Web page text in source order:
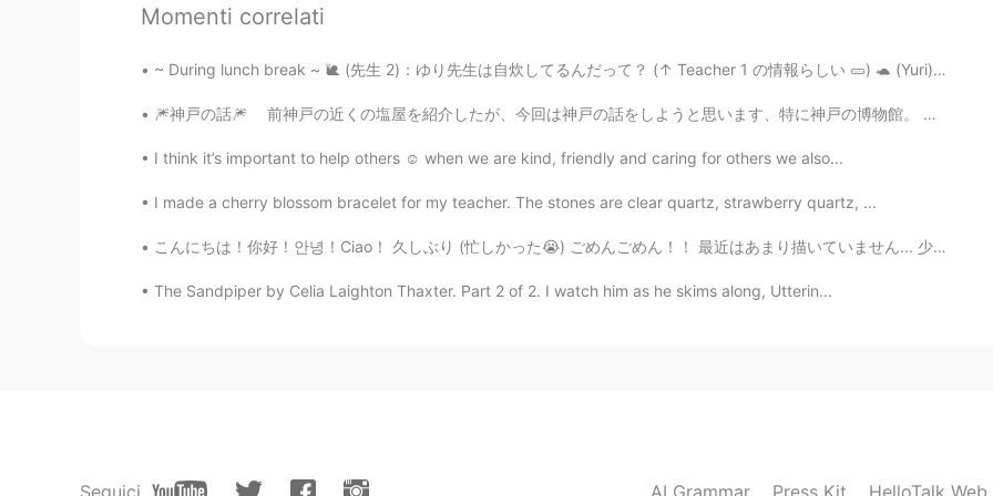
Commenti
Noba 2021.07.06 16:31
@Jenny それなーーー
JP KR
平日はどこも空いててお得感あるよね〜💕
Momenti correlati
~ During lunch break ~ 🐌 (先生 2)：ゆり先生は自炊してるんだって？ (↑ Teacher 1 の情報らしい 🥒) 🐢 (Yuri)：そうなんです。一人暮らしなので...
🎆神戸の話🎆 前神戸の近くの塩屋を紹介したが、今回は神戸の話をしようと思います、特に神戸の博物館。 皆さん、どんな博物館が好きですか？美術か、歴史か、恐竜ですか？ 去年、神戸...
I think it’s important to help others ☺️ when we are kind, friendly and caring for others we also...
I made a cherry blossom bracelet for my teacher. The stones are clear quartz, strawberry quartz, ...
こんにちは！你好！안녕！Ciao！ 久しぶり (忙しかった😭) ごめんごめん！！ 最近はあまり描いていません... 少し前に描くのに必死だったので描いたw 「ジョニィジョースター 」を描いた💖...
The Sandpiper by Celia Laighton Thaxter. Part 2 of 2. I watch him as he skims along, Utterin...
Seguici AI Grammar Press Kit HelloTalk Web